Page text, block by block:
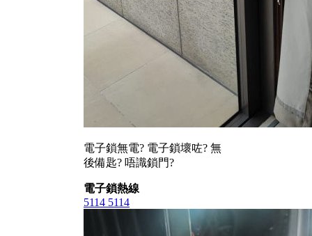
電子鎖無電? 電子鎖壞咗? 無
後備匙? 唔識鎖門?
電子鎖熱線
5114 5114